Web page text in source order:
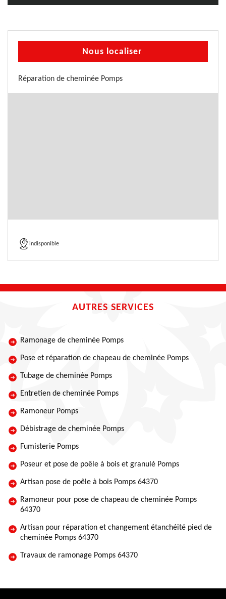
Nous localiser
Réparation de cheminée Pomps
indisponible
AUTRES SERVICES
Ramonage de cheminée Pomps
Pose et réparation de chapeau de cheminée Pomps
Tubage de cheminée Pomps
Entretien de cheminée Pomps
Ramoneur Pomps
Débistrage de cheminée Pomps
Fumisterie Pomps
Poseur et pose de poêle à bois et granulé Pomps
Artisan pose de poêle à bois Pomps 64370
Ramoneur pour pose de chapeau de cheminée Pomps
64370
Artisan pour réparation et changement étanchéité pied de
cheminée Pomps 64370
Travaux de ramonage Pomps 64370